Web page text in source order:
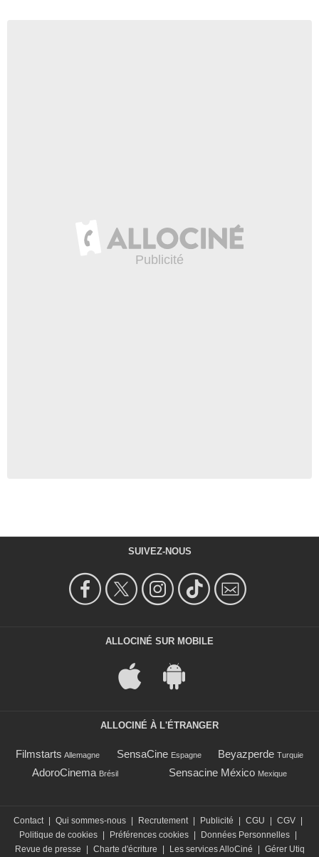
SUIVEZ-NOUS
ALLOCINÉ SUR MOBILE
ALLOCINÉ À L'ÉTRANGER
Filmstarts Allemagne SensaCine Espagne Beyazperde Turquie
AdoroCinema Brésil Sensacine México Mexique
Contact | Qui sommes-nous | Recrutement | Publicité | CGU | CGV |
Politique de cookies | Préférences cookies | Données Personnelles |
Revue de presse
| Charte d'écriture | Les services AlloCiné | Gérer Utiq